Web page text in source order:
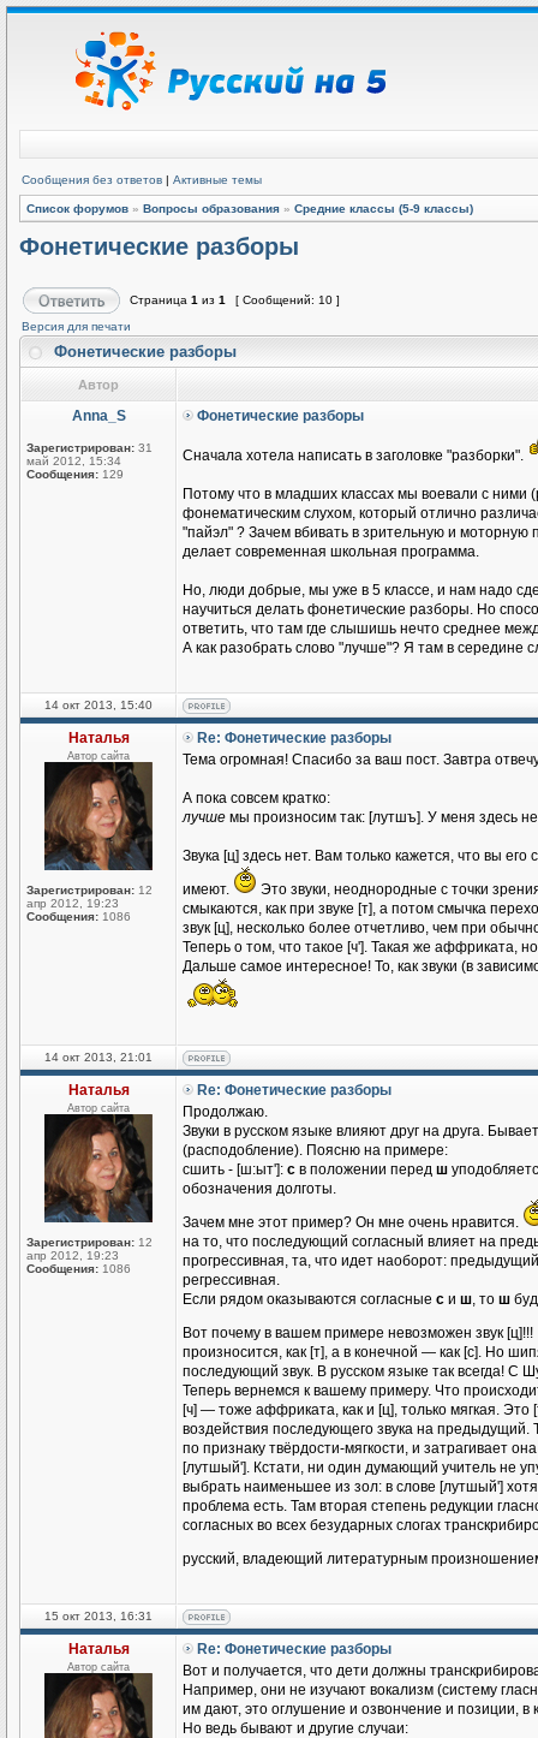
Сообщения без ответов | Активные темы
Список форумов » Вопросы образования » Средние классы (5-9 классы)
Фонетические разборы
Страница 1 из 1
[ Сообщений: 10 ]
Версия для печати
Фонетические разборы
Автор
Anna_S
Зарегистрирован: 31
май 2012, 15:34
Сообщения: 129
Фонетические разборы
Сначала хотела написать в заголовке "разборки".
Потому что в младших классах мы воевали с ними
фонематическим слухом, который отлично
"пайэл" ? Зачем вбивать в зрительную и моторную
делает современная школьная программа.
Но, люди добрые, мы уже в 5 классе, и нам надо
научиться делать фонетические разборы. Но
ответить, что там где слышишь нечто среднее
А как разобрать слово "лучше"? Я там в середине
14 окт 2013, 15:40
Наталья
Автор сайта
Зарегистрирован: 12
апр 2012, 19:23
Сообщения: 1086
Re: Фонетические разборы
Тема огромная! Спасибо за ваш пост. Завтра
А пока совсем кратко:
лучше мы произносим так: [лутшъ]. У меня здесь
Звука [ц] здесь нет. Вам только кажется, что вы
имеют.
Это звуки, неоднородные с точки
смыкаются, как при звуке [т], а потом смычка
звук [ц], несколько более отчетливо, чем при
Теперь о том, что такое [ч']. Такая же аффриката,
Дальше самое интересное! То, как звуки (в
14 окт 2013, 21:01
Наталья
Автор сайта
Зарегистрирован: 12
апр 2012, 19:23
Сообщения: 1086
Re: Фонетические разборы
Продолжаю.
Звуки в русском языке влияют друг на друга.
(расподобление). Поясню на примере:
сшить - [ш:ыт']: с в положении перед ш
обозначения долготы.
Зачем мне этот пример? Он мне очень нравится.
на то, что последующий согласный влияет на
прогрессивная, та, что идет наоборот:
регрессивная.
Если рядом оказываются согласные с и ш, то ш
Вот почему в вашем примере невозможен звук [ц]!!!
произносится, как [т], а в конечной — как [c]. Но
последующий звук. В русском языке так всегда!
Теперь вернемся к вашему примеру. Что
[ч] — тоже аффриката, как и [ц], только мягкая. Это
воздействия последующего звука на
по признаку твёрдости-мягкости, и затрагивает
[лутшый']. Кстати, ни один думающий учитель не
выбрать наименьшее из зол: в слове [лутшый']
проблема есть. Там вторая степень редукции
согласных во всех безударных слогах
русский, владеющий литературным
15 окт 2013, 16:31
Наталья
Автор сайта
Re: Фонетические разборы
Вот и получается, что дети должны
Например, они не изучают вокализм (систему
им дают, это оглушение и озвончение и позиции,
Но ведь бывают и другие случаи: